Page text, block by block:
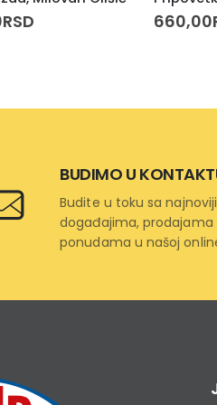
RSD 660,00
BUDIMO U
Budite u toku sa
događajima, prodajama
ponudama u našoj